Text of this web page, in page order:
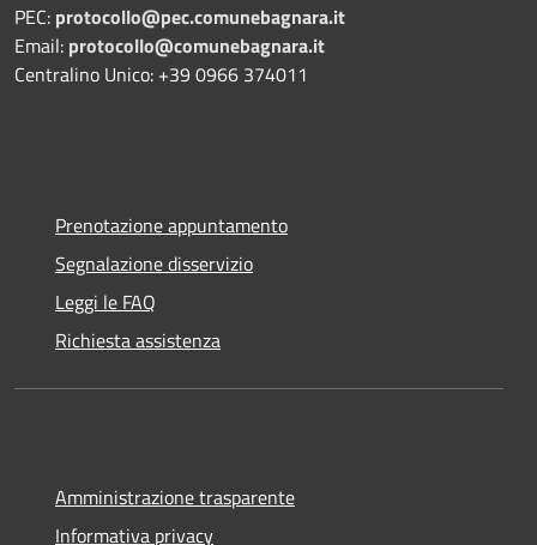
PEC: protocollo@pec.comunebagnara.it
Email: protocollo@comunebagnara.it
Centralino Unico: +39 0966 374011
Prenotazione appuntamento
Segnalazione disservizio
Leggi le FAQ
Richiesta assistenza
Amministrazione trasparente
Informativa privacy